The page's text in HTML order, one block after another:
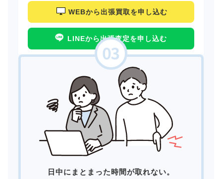
WEBから出張買取を申し込む
LINEから出張査定を申し込む
日中にまとまった時間が取れない。